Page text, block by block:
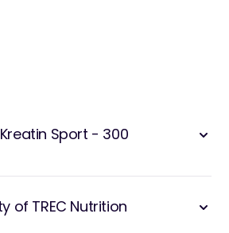
Sport - 300
of TREC Nutrition